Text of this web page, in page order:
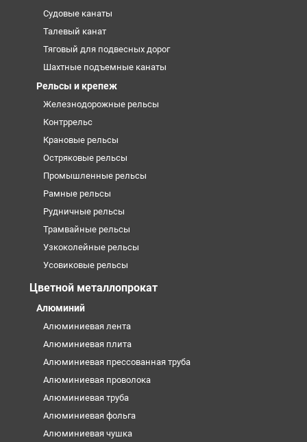
Судовые канаты
Талевый канат
Тяговый для подвесных дорог
Шахтные подъемные канаты
Рельсы и крепеж
Железнодорожные рельсы
Контррельс
Крановые рельсы
Остряковые рельсы
Промышленные рельсы
Рамные рельсы
Рудничные рельсы
Трамвайные рельсы
Узкоколейные рельсы
Усовиковые рельсы
Цветной металлопрокат
Алюминий
Алюминиевая лента
Алюминиевая плита
Алюминиевая прессованная труба
Алюминиевая проволока
Алюминиевая труба
Алюминиевая фольга
Алюминиевая чушка